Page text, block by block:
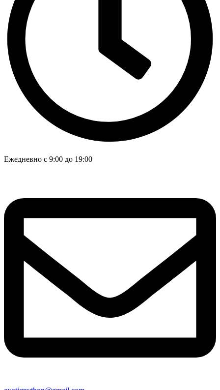
Ежедневно с 9:00 до 19:00